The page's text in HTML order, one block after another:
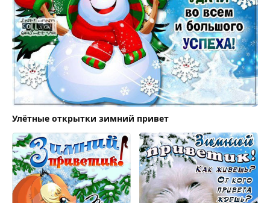
Улётные открытки зимний привет